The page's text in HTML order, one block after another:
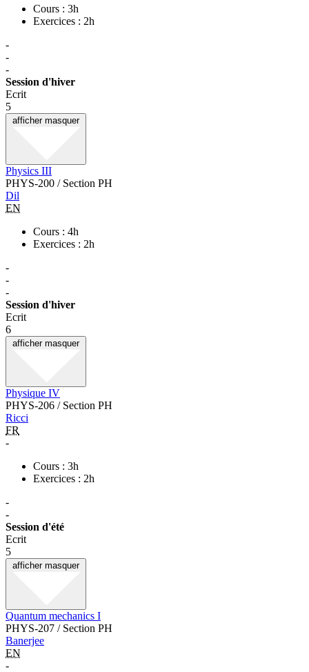
Cours : 3h
Exercices : 2h
-
-
-
Session d'hiver
Ecrit
5
afficher masquer
Physics III
PHYS-200 / Section PH
Dil
EN
Cours : 4h
Exercices : 2h
-
-
-
Session d'hiver
Ecrit
6
afficher masquer
Physique IV
PHYS-206 / Section PH
Ricci
FR
-
Cours : 3h
Exercices : 2h
-
-
Session d'été
Ecrit
5
afficher masquer
Quantum mechanics I
PHYS-207 / Section PH
Banerjee
EN
-